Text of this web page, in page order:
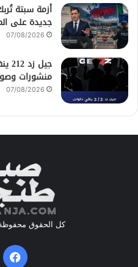
أزمة سبتة
جديدة على
07/08/2026
منشورات
07/08/2026
كل الحقوق